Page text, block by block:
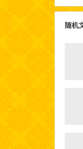
随机